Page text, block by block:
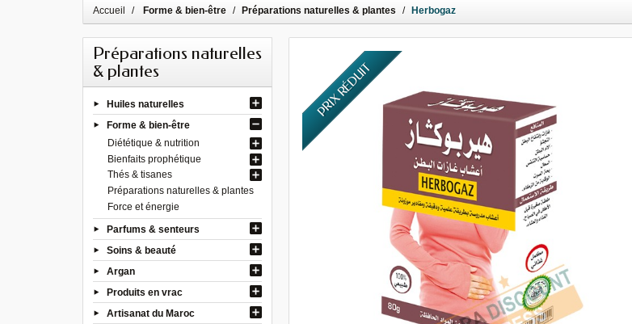
Accueil Forme & bien-être Préparations naturelles & plantes Herbogaz
Préparations naturelles
& plantes
Huiles naturelles
Forme & bien-être
Diététique & nutrition
Bienfaits prophétique
Thés & tisanes
Préparations naturelles & plantes
Force et énergie
Parfums & senteurs
Soins & beauté
Argan
Produits en vrac
Artisanat du Maroc
PRIX RÉDUIT